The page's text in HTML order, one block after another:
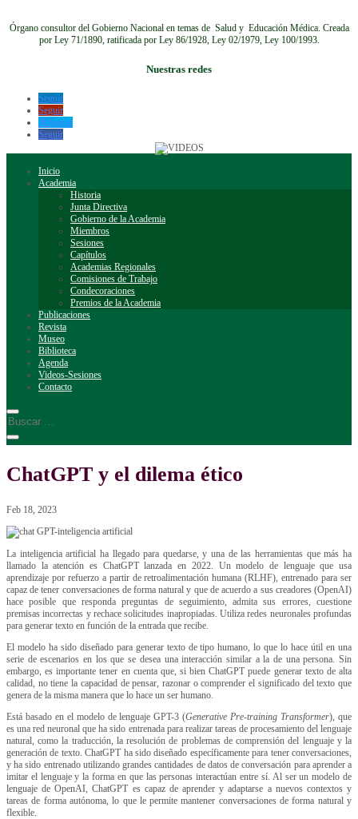
Órgano consultor del Gobierno Nacional en temas de Salud y Educación Médica. Creada
por Ley 71/1890, ratificada por Ley 86/1928, Ley 02/1979, Ley 100/1993.
Nuestras redes
Seguir
Seguir
Seguir
Seguir
Inicio
Academia
Historia
Junta Directiva
Gobierno de la Academia
Miembros
Sesiones
Capítulos
Academias Regionales
Comisiones de Trabajo
Condecoraciones
Premios de la Academia
Publicaciones
Revista
Museo
Biblioteca
Agenda
Videos-Sesiones
Contacto
ChatGPT y el dilema ético
Feb 18, 2023
La inteligencia artificial ha llegado para quedarse, y una de las herramientas que más ha
llamado la atención es ChatGPT lanzada en 2022. Un modelo de lenguaje que usa
aprendizaje por refuerzo a partir de retroalimentación humana (RLHF), entrenado para ser
capaz de tener conversaciones de forma natural y que de acuerdo a sus creadores (OpenAI)
hace posible que responda preguntas de seguimiento, admita sus errores, cuestione
premisas incorrectas y rechace solicitudes inapropiadas. Utiliza redes neuronales profundas
para generar texto en función de la entrada que recibe.
El modelo ha sido diseñado para generar texto de tipo humano, lo que lo hace útil en una
serie de escenarios en los que se desea una interacción similar a la de una persona. Sin
embargo, es importante tener en cuenta que, si bien ChatGPT puede generar texto de alta
calidad, no tiene la capacidad de pensar, razonar o comprender el significado del texto que
genera de la misma manera que lo hace un ser humano.
Está basado en el modelo de lenguaje GPT-3 (Generative Pre-training Transformer), que
es una red neuronal que ha sido entrenada para realizar tareas de procesamiento del lenguaje
natural, como la traducción, la resolución de problemas de comprensión del lenguaje y la
generación de texto. ChatGPT ha sido diseñado específicamente para tener conversaciones,
y ha sido entrenado utilizando grandes cantidades de datos de conversación para aprender a
imitar el lenguaje y la forma en que las personas interactúan entre sí. Al ser un modelo de
lenguaje de OpenAI, ChatGPT es capaz de aprender y adaptarse a nuevos contextos y
tareas de forma autónoma, lo que le permite mantener conversaciones de forma natural y
flexible.